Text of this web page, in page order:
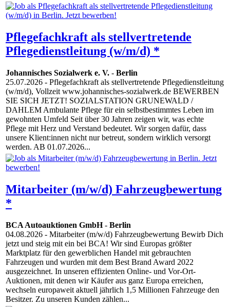
Pflegefachkraft als stellvertretende
Pflegedienstleitung (w/m/d) *
Johannisches Sozialwerk e. V. - Berlin
25.07.2026 - Pflegefachkraft als stellvertretende Pflegedienstleitung
(w/m/d), Vollzeit www.johannisches-sozialwerk.de BEWERBEN
SIE SICH JETZT! SOZIALSTATION GRUNEWALD /
DAHLEM Ambulante Pflege für ein selbstbestimmtes Leben im
gewohnten Umfeld Seit über 30 Jahren zeigen wir, was echte
Pflege mit Herz und Verstand bedeutet. Wir sorgen dafür, dass
unsere Klient:innen nicht nur betreut, sondern wirklich versorgt
werden. AB 01.07.2026...
Mitarbeiter (m/w/d) Fahrzeugbewertung
*
BCA Autoauktionen GmbH- Berlin
04.08.2026 - Mitarbeiter (m/w/d) Fahrzeugbewertung Bewirb Dich
jetzt und steig mit ein bei BCA! Wir sind Europas größter
Marktplatz für den gewerblichen Handel mit gebrauchten
Fahrzeugen und wurden mit dem Best Brand Award 2022
ausgezeichnet. In unseren effizienten Online- und Vor-Ort-
Auktionen, mit denen wir Käufer aus ganz Europa erreichen,
wechseln europaweit aktuell jährlich 1,5 Millionen Fahrzeuge den
Besitzer. Zu unseren Kunden zählen...